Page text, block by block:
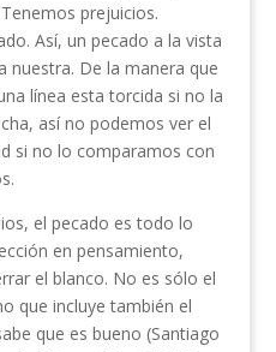
prejuicios.
Así, un pecado a la vista
nuestra. De la manera que
línea esta torcida si no la
así no podemos ver el
si no lo comparamos con
el pecado es todo lo
en pensamiento,
el blanco. No es sólo el
que incluye también el
que es bueno (Santiago